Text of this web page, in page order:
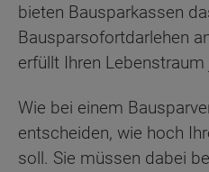
bieten Bausparkassen
Bausparsofortdarlehen
erfüllt Ihren
Wie bei einem
entscheiden, wie hoch
soll. Sie müssen dabei